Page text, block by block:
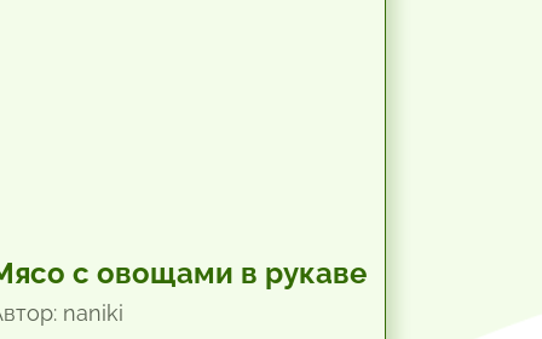
с овощами в рукаве
naniki